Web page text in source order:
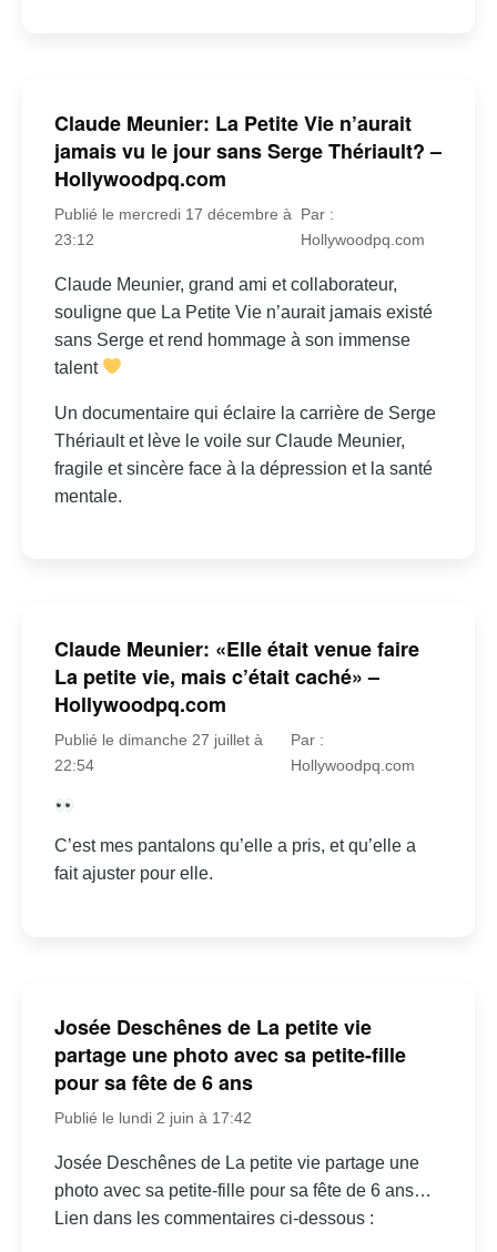
Claude Meunier: La Petite Vie n’aurait
jamais vu le jour sans Serge Thériault? –
Hollywoodpq.com
Publié le mercredi 17 décembre à
23:12
Par :
Hollywoodpq.com
Claude Meunier, grand ami et collaborateur,
souligne que La Petite Vie n’aurait jamais existé
sans Serge et rend hommage à son immense
talent
Un documentaire qui éclaire la carrière de Serge
Thériault et lève le voile sur Claude Meunier,
fragile et sincère face à la dépression et la santé
mentale.
Claude Meunier: «Elle était venue faire
La petite vie, mais c’était caché» –
Hollywoodpq.com
Publié le dimanche 27 juillet à
22:54
Par :
Hollywoodpq.com
C’est mes pantalons qu’elle a pris, et qu’elle a
fait ajuster pour elle.
Josée Deschênes de La petite vie
partage une photo avec sa petite-fille
pour sa fête de 6 ans
Publié le lundi 2 juin à 17:42
Josée Deschênes de La petite vie partage une
photo avec sa petite-fille pour sa fête de 6 ans…
Lien dans les commentaires ci-dessous :